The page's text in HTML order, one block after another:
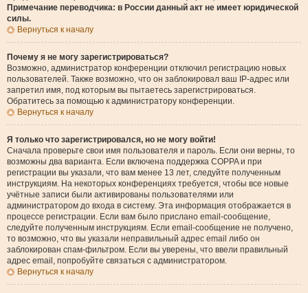
Примечание переводчика: в России данный акт не имеет юридической
силы.
Вернуться к началу
Почему я не могу зарегистрироваться?
Возможно, администратор конференции отключил регистрацию новых
пользователей. Также возможно, что он заблокировал ваш IP-адрес или
запретил имя, под которым вы пытаетесь зарегистрироваться.
Обратитесь за помощью к администратору конференции.
Вернуться к началу
Я только что зарегистрировался, но не могу войти!
Сначала проверьте свои имя пользователя и пароль. Если они верны, то
возможны два варианта. Если включена поддержка COPPA и при
регистрации вы указали, что вам менее 13 лет, следуйте полученным
инструкциям. На некоторых конференциях требуется, чтобы все новые
учётные записи были активированы пользователями или
администратором до входа в систему. Эта информация отображается в
процессе регистрации. Если вам было прислано email-сообщение,
следуйте полученным инструкциям. Если email-сообщение не получено,
то возможно, что вы указали неправильный адрес email либо он
заблокирован спам-фильтром. Если вы уверены, что ввели правильный
адрес email, попробуйте связаться с администратором.
Вернуться к началу